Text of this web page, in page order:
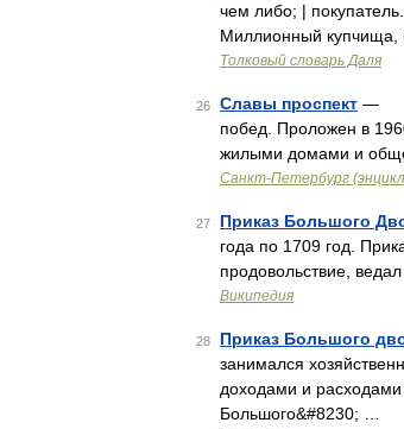
чем либо; |
Миллионный купчища,
Толковый словарь Даля
26 Славы проспект —
побед. Проложен в
жилыми домами и
Санкт-Петербург
27 Приказ Большого
года по 1709 год.
продовольствие,
Википедия
28 Приказ Большого
занимался
доходами и
Большого&#8230; …